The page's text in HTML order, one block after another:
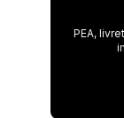
PEA,